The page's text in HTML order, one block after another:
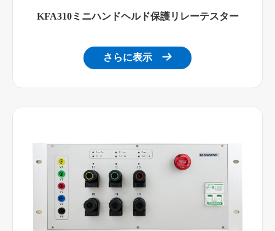
KFA310ミニハンドヘルド保護リレーテスター
さらに表示 